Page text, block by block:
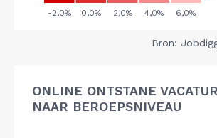
Bron:
ONLINE ONTSTANE
NAAR BEROEPSNIVEAU